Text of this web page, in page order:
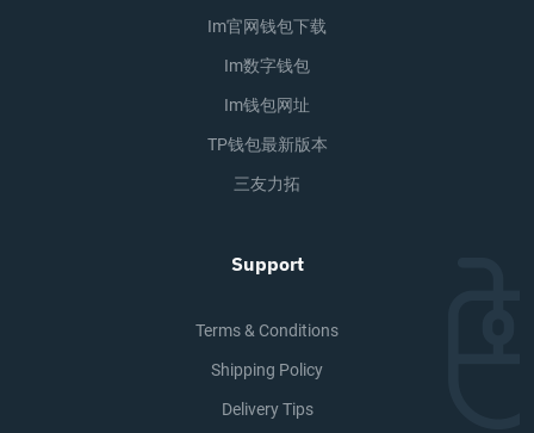
Im官网钱包下载
Im数字钱包
Im钱包网址
TP钱包最新版本
三友力拓
Support
Terms & Conditions
Shipping Policy
Delivery Tips